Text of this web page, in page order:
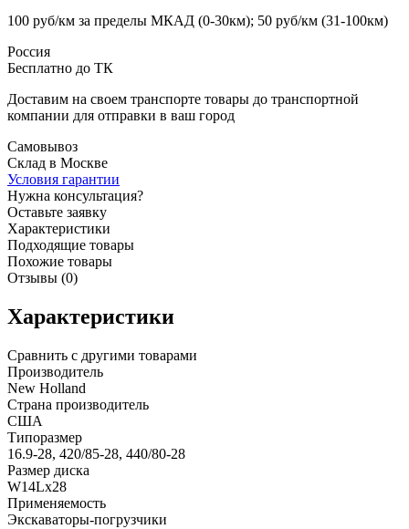
100 руб/км за пределы МКАД (0-30км); 50 руб/км (31-100км)
Россия
Бесплатно до ТК
Доставим на своем транспорте товары до транспортной
компании для отправки в ваш город
Самовывоз
Склад в Москве
Условия гарантии
Нужна консультация?
Оставьте заявку
Характеристики
Подходящие товары
Похожие товары
Отзывы (0)
Характеристики
Сравнить с другими товарами
Производитель
New Holland
Страна производитель
США
Типоразмер
16.9-28, 420/85-28, 440/80-28
Размер диска
W14Lx28
Применяемость
Экскаваторы-погрузчики